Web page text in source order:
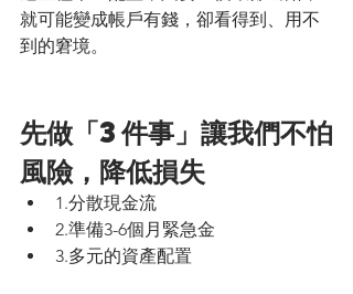
就可能變成帳戶有錢，卻看得到、用不
到的窘境。
先做「3件事」讓我們不怕
風險，降低損失
1.分散現金流
2.準備3-6個月緊急金
3.多元的資產配置